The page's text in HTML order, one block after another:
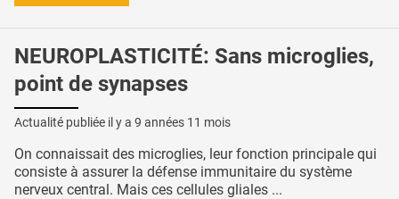
NEUROPLASTICITÉ: Sans microglies,
point de synapses
Actualité publiée il y a 9 années 11 mois
On connaissait des microglies, leur fonction principale qui
consiste à assurer la défense immunitaire du système
nerveux central. Mais ces cellules gliales ...